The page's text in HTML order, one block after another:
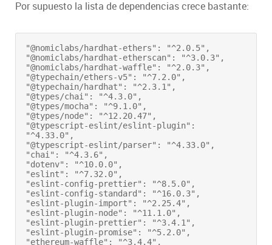
Por supuesto la lista de dependencias crece bastante:
"@nomiclabs/hardhat-ethers": "^2.0.5",
"@nomiclabs/hardhat-etherscan": "^3.0.3",
"@nomiclabs/hardhat-waffle": "^2.0.3",
"@typechain/ethers-v5": "^7.2.0",
"@typechain/hardhat": "^2.3.1",
"@types/chai": "^4.3.0",
"@types/mocha": "^9.1.0",
"@types/node": "^12.20.47",
"@typescript-eslint/eslint-plugin":
"^4.33.0",
"@typescript-eslint/parser": "^4.33.0",
"chai": "^4.3.6",
"dotenv": "^10.0.0",
"eslint": "^7.32.0",
"eslint-config-prettier": "^8.5.0",
"eslint-config-standard": "^16.0.3",
"eslint-plugin-import": "^2.25.4",
"eslint-plugin-node": "^11.1.0",
"eslint-plugin-prettier": "^3.4.1",
"eslint-plugin-promise": "^5.2.0",
"ethereum-waffle": "^3.4.4",